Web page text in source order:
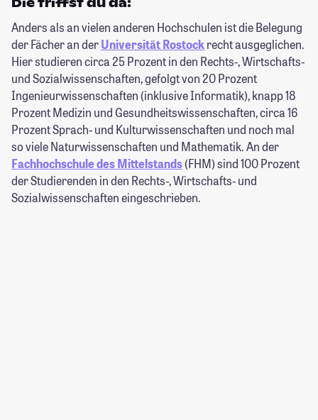
Die triffst du da:
Anders als an vielen anderen Hochschulen ist die Belegung
der Fächer an derUniversität Rostockrecht ausgeglichen.
Hier studieren circa 25 Prozent in den Rechts-, Wirtschafts-
und Sozialwissenschaften, gefolgt von 20 Prozent
Ingenieurwissenschaften (inklusive Informatik), knapp 18
Prozent Medizin und Gesundheitswissenschaften, circa 16
Prozent Sprach- und Kulturwissenschaften und noch mal
so viele Naturwissenschaften und Mathematik. An der
Fachhochschule des Mittelstands(FHM) sind 100 Prozent
der Studierenden in den Rechts-, Wirtschafts- und
Sozialwissenschaften eingeschrieben.